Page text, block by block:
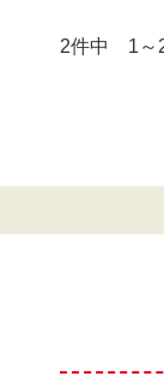
2件中 1～